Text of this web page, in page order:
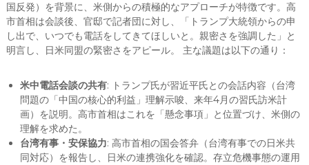
国反発）を背景に、米側からの積極的なアプローチが特徴です。高
市首相は会談後、官邸で記者団に対し、「トランプ大統領からの申
し出で、いつでも電話をしてきてほしいと。親密さを強調した」と
明言し、日米同盟の緊密さをアピール。 主な議題は以下の通り：
米中電話会談の共有: トランプ氏が習近平氏との会話内容（台湾
問題の「中国の核心的利益」理解示唆、来年4月の習氏訪米計
画）を説明。高市首相はこれを「懸念事項」と位置づけ、米側の
理解を求めた。
台湾有事・安保協力: 高市首相の国会答弁（台湾有事での日米共
同対応）を報告し、日米の連携強化を確認。存立危機事態の運用